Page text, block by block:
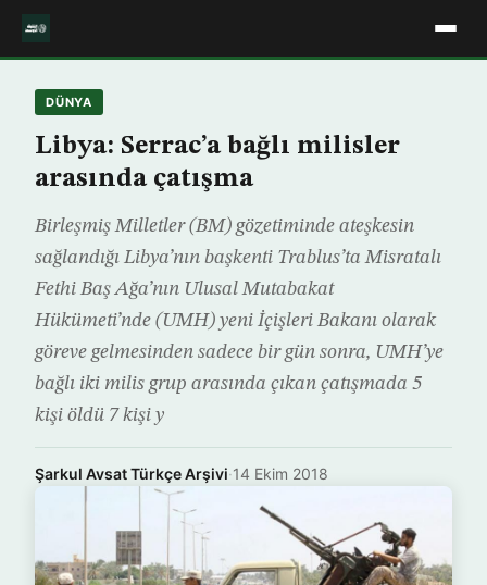
DÜNYA
Libya: Serrac’a bağlı milisler
arasında çatışma
Birleşmiş Milletler (BM) gözetiminde ateşkesin
sağlandığı Libya’nın başkenti Trablus’ta Misratalı
Fethi Baş Ağa’nın Ulusal Mutabakat
Hükümeti’nde (UMH) yeni İçişleri Bakanı olarak
göreve gelmesinden sadece bir gün sonra, UMH’ye
bağlı iki milis grup arasında çıkan çatışmada 5
kişi öldü 7 kişi y
Şarkul Avsat Türkçe Arşivi·14 Ekim 2018